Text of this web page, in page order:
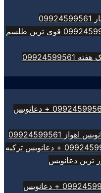
طلسم قفل و کلید 09924599561 قوی ترین طلسم
دعانویس در اذربایجان 09924599561 + دعانویس
09924599561
ترین دعانویس
دعانویس در شیراز 09924599561 + دعانویس